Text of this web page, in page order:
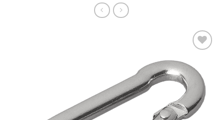
Toevoegen
aan
verlanglijst